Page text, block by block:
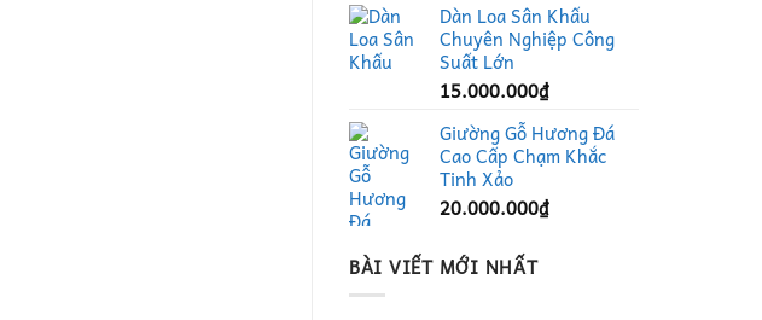
Dàn Loa Sân Khấu
Chuyên Nghiệp Công
Suất Lớn
15.000.000₫
Giường Gỗ Hương Đá
Cao Cấp Chạm Khắc
Tinh Xảo
20.000.000₫
BÀI VIẾT MỚI NHẤT